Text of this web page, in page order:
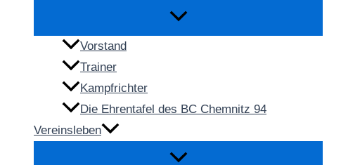
Vorstand
Trainer
Kampfrichter
Die Ehrentafel des BC Chemnitz 94
Vereinsleben